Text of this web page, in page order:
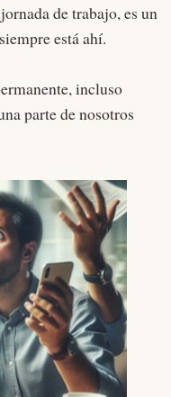
de trabajo, es un
está ahí.
incluso
parte de nosotros